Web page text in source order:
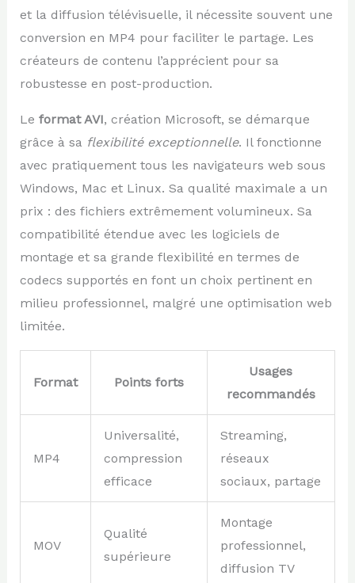
et la diffusion télévisuelle, il nécessite souvent une
conversion en MP4 pour faciliter le partage. Les
créateurs de contenu l’apprécient pour sa
robustesse en post-production.
Le format AVI, création Microsoft, se démarque
grâce à sa flexibilité exceptionnelle. Il fonctionne
avec pratiquement tous les navigateurs web sous
Windows, Mac et Linux. Sa qualité maximale a un
prix : des fichiers extrêmement volumineux. Sa
compatibilité étendue avec les logiciels de
montage et sa grande flexibilité en termes de
codecs supportés en font un choix pertinent en
milieu professionnel, malgré une optimisation web
limitée.
Format Points forts
Usages
recommandés
MP4
Universalité,
compression
efficace
Streaming,
réseaux
sociaux, partage
MOV
Qualité
supérieure
Montage
professionnel,
diffusion TV